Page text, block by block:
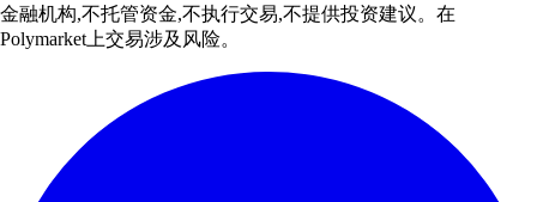
金融机构,不托管资金,不执行交易,不提供投资建议。在
Polymarket上交易涉及风险。